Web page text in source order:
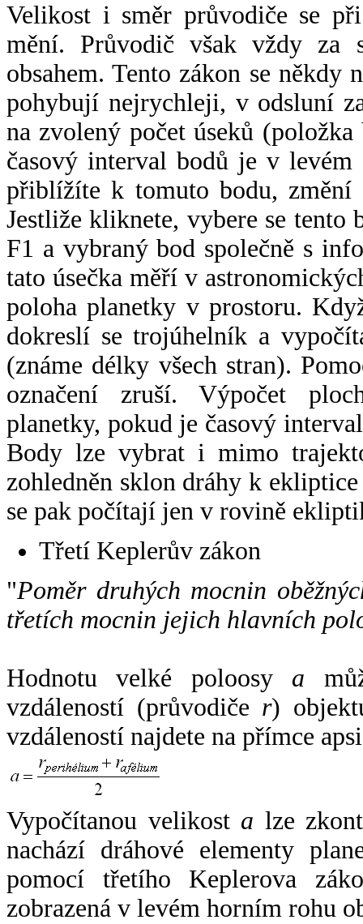
Velikost i směr průvodiče se
mění. Průvodič však vždy za
obsahem. Tento zákon se někdy
pohybují nejrychleji, v odsluní
na zvolený počet úseků
časový interval bodů je v
přiblížíte k tomuto bodu,
Jestliže kliknete, vybere se tento
F1 a vybraný bod společně s
tato úsečka měří v
poloha planetky v prostoru.
dokreslí se trojúhelník a
(známe délky všech stran).
označení zruší. Výpočet
planetky, pokud je časový
Body lze vybrat i mimo
zohledněn sklon dráhy k
se pak počítají jen v rovině
Třetí Keplerův zákon
"Poměr druhých mocnin
třetích mocnin jejich hlavních
Hodnotu velké poloosy a
vzdáleností (průvodiče r)
vzdáleností najdete na přímce
Vypočítanou velikost a lze
nachází dráhové elementy
pomocí třetího Keplerova
zobrazená v levém horním rohu